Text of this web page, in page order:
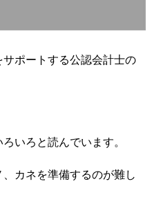
ポートする公認会計士の
いろと読んでいます。
カネを準備するのが難し